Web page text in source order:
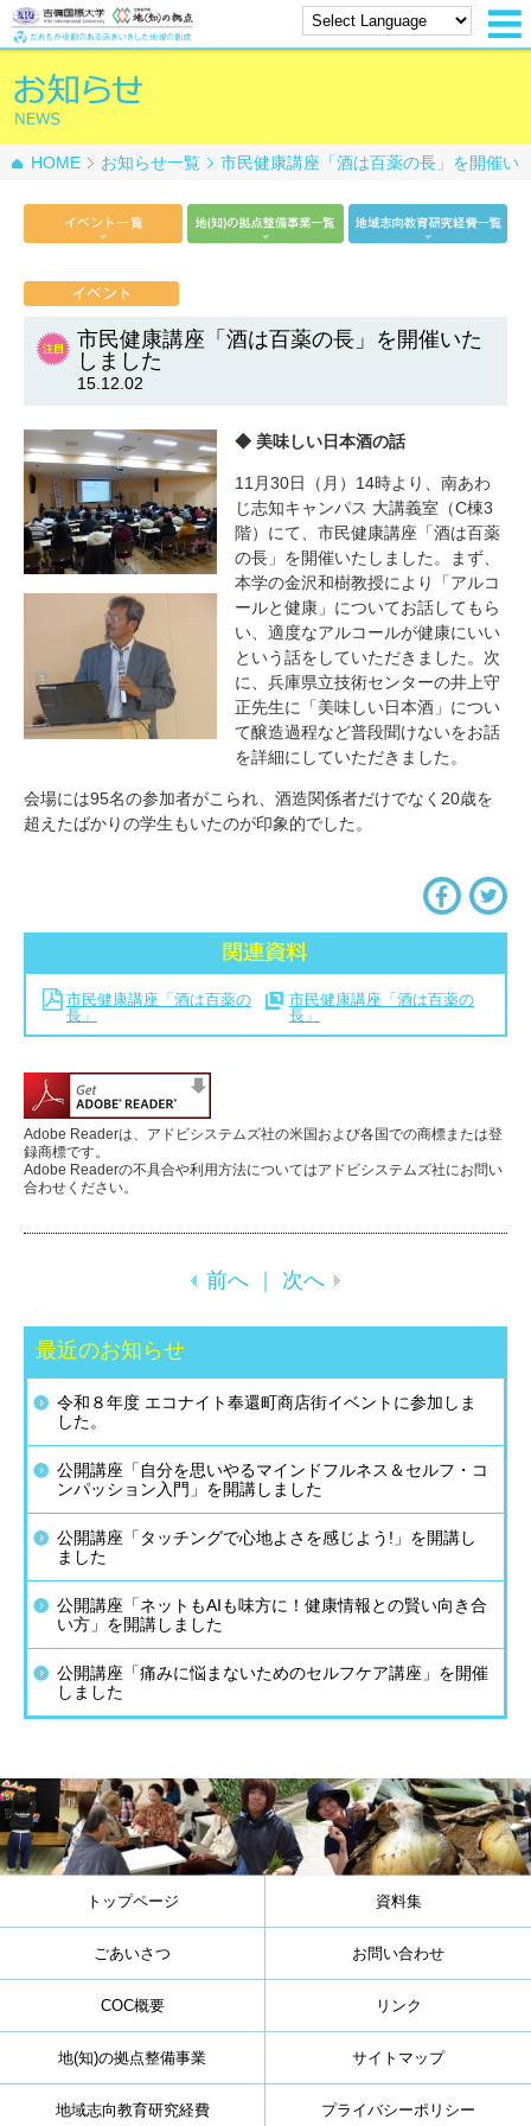
HOME お知らせ一覧
市民健康講座「酒は百薬の長」を開催い
市民健康講座「酒は百薬の長」を開催いた
しました
15.12.02
◆ 美味しい日本酒の話
11月30日（月）14時より、南あわ
じ志知キャンパス 大講義室（C棟3
階）にて、市民健康講座「酒は百薬
の長」を開催いたしました。まず、
本学の金沢和樹教授により「アルコ
ールと健康」についてお話してもら
い、適度なアルコールが健康にいい
という話をしていただきました。次
に、兵庫県立技術センターの井上守
正先生に「美味しい日本酒」につい
て醸造過程など普段聞けないをお話
を詳細にしていただきました。
会場には95名の参加者がこられ、酒造関係者だけでなく20歳を
超えたばかりの学生もいたのが印象的でした。
市民健康講座「酒は百薬の
長」
市民健康講座「酒は百薬の
長」
Adobe Readerは、アドビシステムズ社の米国および各国での商標または登
録商標です。
Adobe Readerの不具合や利用方法についてはアドビシステムズ社にお問い
合わせください。
前へ 次へ
最近のお知らせ
令和８年度 エコナイト奉還町商店街イベントに参加しま
した。
公開講座「自分を思いやるマインドフルネス＆セルフ・コ
ンパッション入門」を開講しました
公開講座「タッチングで心地よさを感じよう!」を開講し
ました
公開講座「ネットもAIも味方に！健康情報との賢い向き合
い方」を開講しました
公開講座「痛みに悩まないためのセルフケア講座」を開催
しました
トップページ
ごあいさつ
COC概要
地(知)の拠点整備事業
地域志向教育研究経費
資料集
お問い合わせ
リンク
サイトマップ
プライバシーポリシー